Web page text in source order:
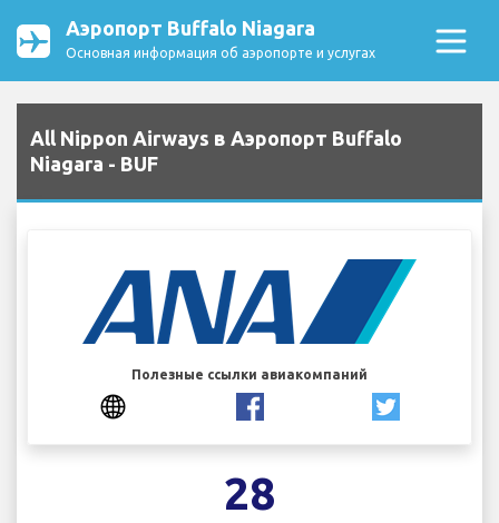
Аэропорт Buffalo Niagara
Основная информация об аэропорте и услугах
All Nippon Airways в Аэропорт Buffalo
Niagara - BUF
Полезные ссылки авиакомпаний
28